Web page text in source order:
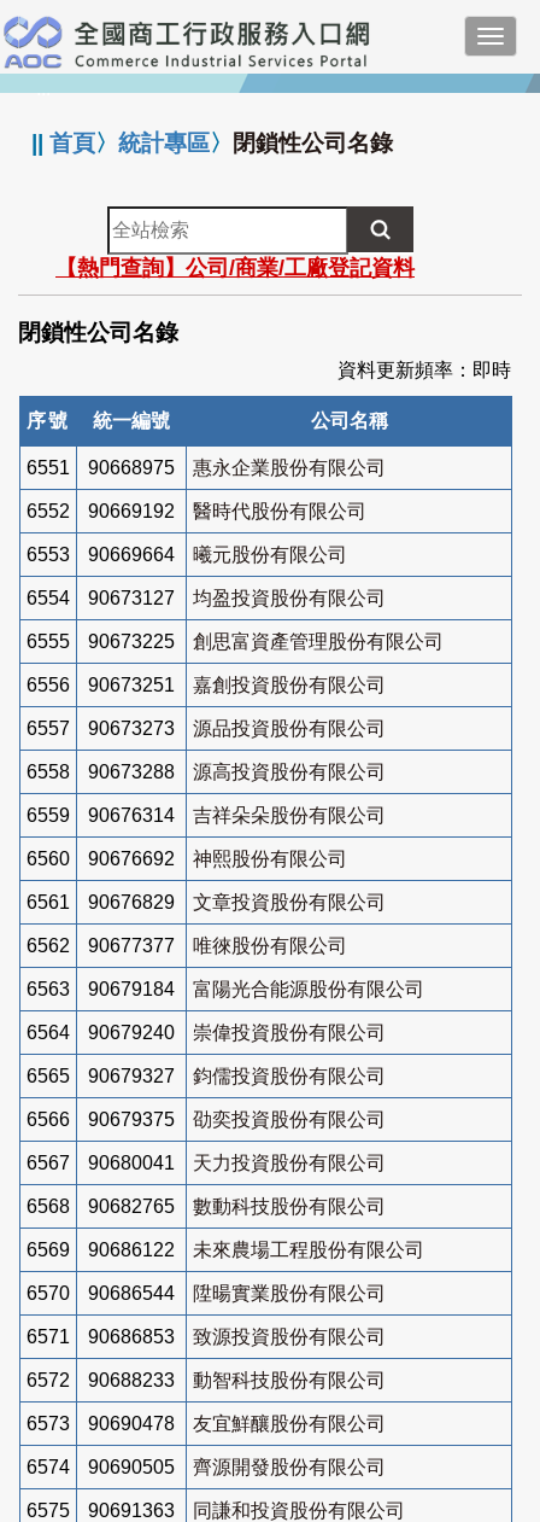
跳
到
主
要
:::
||首頁〉統計專區〉 閉鎖性公司名錄
全
站
檢
索
【熱門查詢】公司/商業/工廠登記資料
閉鎖性公司名錄
資料更新頻率：即時
序號 統一編號 公司名稱
6551 90668975 惠永企業股份有限公司
6552 90669192 醫時代股份有限公司
6553 90669664 曦元股份有限公司
6554 90673127 均盈投資股份有限公司
6555 90673225 創思富資產管理股份有限公司
6556 90673251 嘉創投資股份有限公司
6557 90673273 源品投資股份有限公司
6558 90673288 源高投資股份有限公司
6559 90676314 吉祥朵朵股份有限公司
6560 90676692 神熙股份有限公司
6561 90676829 文章投資股份有限公司
6562 90677377 唯徠股份有限公司
6563 90679184 富陽光合能源股份有限公司
6564 90679240 崇偉投資股份有限公司
6565 90679327 鈞儒投資股份有限公司
6566 90679375 劭奕投資股份有限公司
6567 90680041 天力投資股份有限公司
6568 90682765 數動科技股份有限公司
6569 90686122 未來農場工程股份有限公司
6570 90686544 陞暘實業股份有限公司
6571 90686853 致源投資股份有限公司
6572 90688233 動智科技股份有限公司
6573 90690478 友宜鮮釀股份有限公司
6574 90690505 齊源開發股份有限公司
6575 90691363 同謙和投資股份有限公司